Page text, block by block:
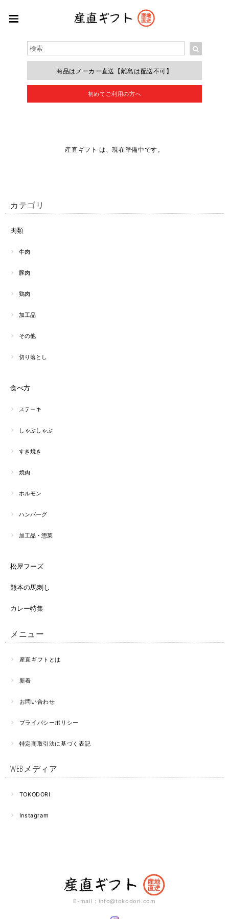
商品はメーカー直送 【離島は配送不可】
初めてご利用の方へ
産直ギフト は、現在準備中です。
カテゴリ
肉類
牛肉
豚肉
鶏肉
加工品
その他
切り落とし
食べ方
ステーキ
しゃぶしゃぶ
すき焼き
焼肉
ホルモン
ハンバーグ
加工品・惣菜
松屋フーズ
熊本の馬刺し
カレー特集
メニュー
産直ギフトとは
新着
お問い合わせ
プライバシーポリシー
特定商取引法に基づく表記
WEBメディア
TOKODORI
Instagram
E-mail： info@tokodori.com